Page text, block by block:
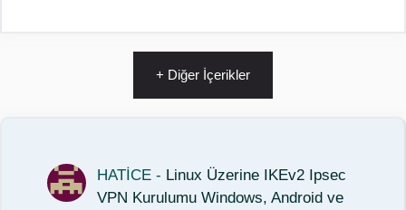
+ Diğer İçerikler
HATİCE - Linux Üzerine IKEv2 Ipsec
VPN Kurulumu Windows, Android ve